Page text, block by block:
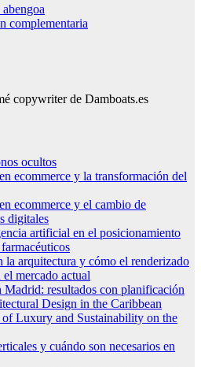
complementaria
copywriter de Damboats.es
ocultos
ecommerce y la transformación del
ecommerce y el cambio de
digitales
artificial en el posicionamiento
arquitectura y cómo el renderizado
mercado actual
Madrid: resultados con planificación
Design in the Caribbean
of Luxury and Sustainability on the
y cuándo son necesarios en